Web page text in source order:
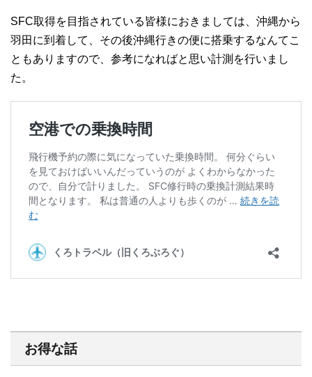
SFC取得を目指されている皆様におきましては、沖縄から
羽田に到着して、その後沖縄行きの便に搭乗するなんてこ
ともありますので、参考になればと思い計測を行いまし
た。
お得な話